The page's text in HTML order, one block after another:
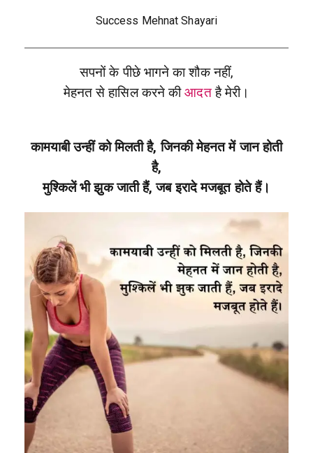
Success Mehnat Shayari
सपनों के पीछे भागने का शौक नहीं,
मेहनत से हासिल करने कीआदतहै मेरी।
कामयाबी उन्हीं को मिलती है, जिनकी मेहनत में जान होती
है,
मुश्किलें भी झुक जाती हैं, जब इरादे मजबूत होते हैं।